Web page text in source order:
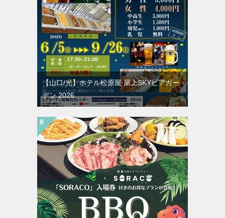
【山口/光】ホテル松原屋 屋上SKYビアガー
デン 2026